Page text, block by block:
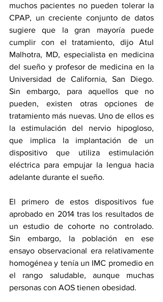
muchos pacientes no pueden tolerar la
CPAP, un creciente conjunto de datos
sugiere que la gran mayoría puede
cumplir con el tratamiento, dijo Atul
Malhotra, MD, especialista en medicina
del sueño y profesor de medicina en la
Universidad de California, San Diego.
Sin embargo, para aquellos que no
pueden, existen otras opciones de
tratamiento más nuevas. Uno de ellos es
la estimulación del nervio hipogloso,
que implica la implantación de un
dispositivo que utiliza estimulación
eléctrica para empujar la lengua hacia
adelante durante el sueño.
El primero de estos dispositivos fue
aprobado en 2014 tras los resultados de
un estudio de cohorte no controlado.
Sin embargo, la población en ese
ensayo observacional era relativamente
homogénea y tenía un IMC promedio en
el rango saludable, aunque muchas
personas con AOS tienen obesidad.